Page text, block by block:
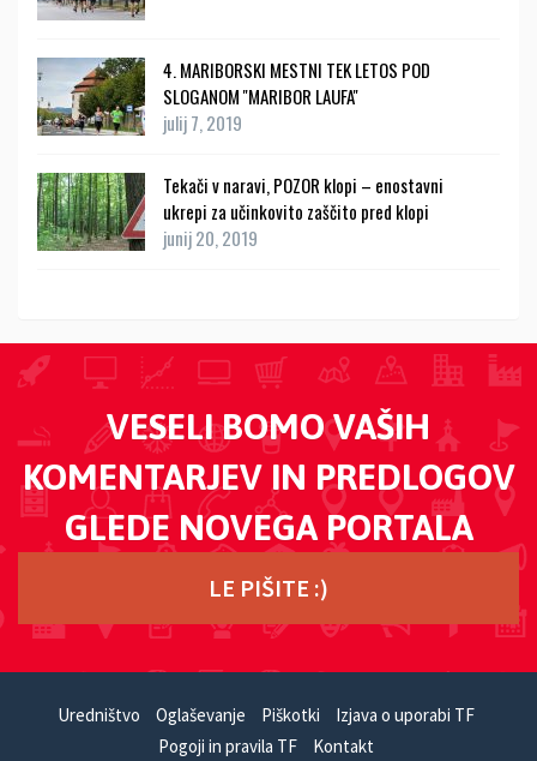
4. MARIBORSKI MESTNI TEK LETOS POD
SLOGANOM ''MARIBOR LAUFA''
julij 7, 2019
Tekači v naravi, POZOR klopi – enostavni
ukrepi za učinkovito zaščito pred klopi
junij 20, 2019
VESELI BOMO VAŠIH
KOMENTARJEV IN PREDLOGOV
GLEDE NOVEGA PORTALA
LE PIŠITE :)
Uredništvo Oglaševanje Piškotki
Izjava o uporabi TF
Pogoji in pravila TF
Kontakt